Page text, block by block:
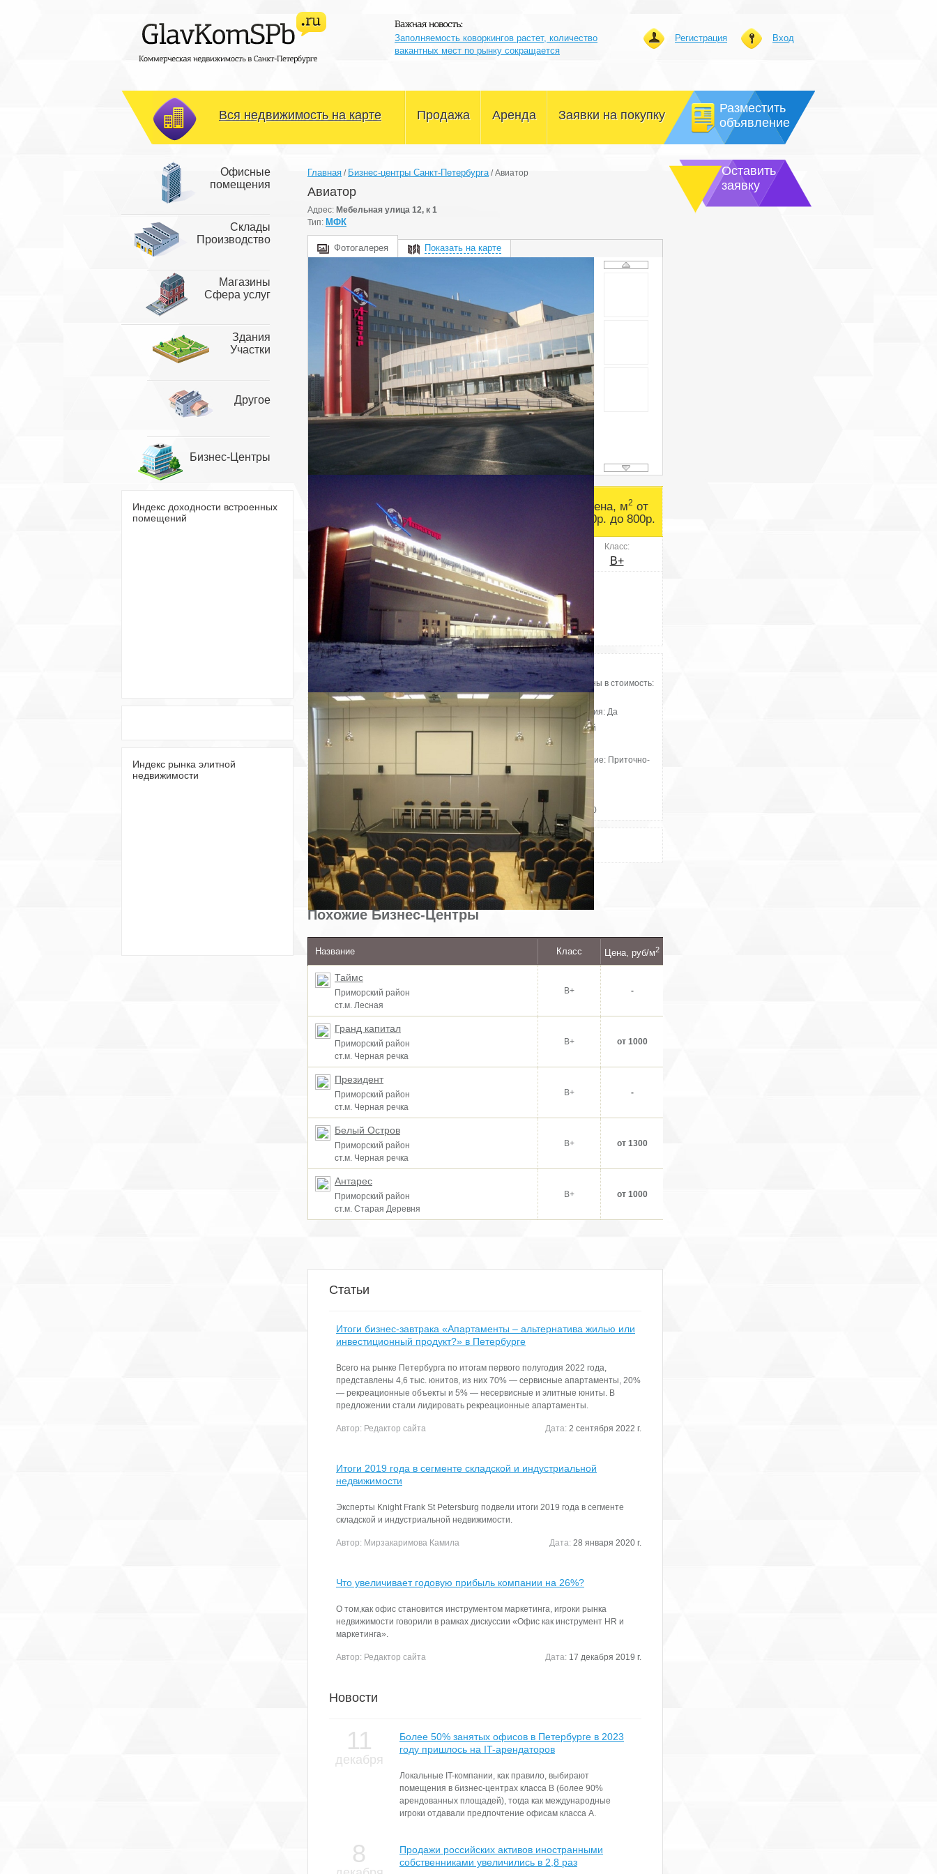
Заполняемость коворкингов растет, количество
вакантных мест по рынку сокращается
Вход
Регистрация
Вся недвижимость на карте Продажа
Магазины и сфера услуг
Здания и участки
Аренда
Здания и участки
Заявки на покупку
Разместить
объявление
Офисные
помещения
Склады
Производство
Магазины
Сфера услуг
Здания
Участки
Другое
Бизнес-Центры
Индекс доходности встроенных
помещений
Индекс рынка элитной
недвижимости
Главная / Бизнес-центры Санкт-Петербурга/Авиатор
Авиатор
Адрес: Мебельная улица 12, к 1
Тип: МФК
Фотогалерея Показать на карте
Приморский район
ст.м. Старая Деревня
Цена, м2 от
700р. до 800р.
+7 (812) 3633555
Класс:
B+
Веб-сайт:
http://aviator-mk.ru/
E-mail отдела аренды:
tsd_aviator@mail.ru
Расстояние до метро, км: 1
Как доехать до метро: Пешком
Время до метро, в минутах: 15
Статус постройки: Построен
Кол-во этажей: 7
Планировка: Комбинированная
НДС включен в стоимость: Да
Коммунальные платежи включены в стоимость:
Да
Наличие системы пожаротушения: Да
Отделка: Помещение с отделкой
Парковка: Открытая
Вентиляция и кондиционирование: Приточно-
вытяжная
Офисные помещения от, м
Офисные помещения до, м
: 560
Телекоммуникации:
телефон, выделенная линия Интернет
Снять квартиру рядом с офисом
Похожие Бизнес-Центры
Название Класс Цена, руб/м2
Таймс
Приморский район
ст.м. Лесная
B+ -
Гранд капитал
Приморский район
ст.м. Черная речка
B+ от 1000
Президент
Приморский район
ст.м. Черная речка
B+ -
Белый Остров
Приморский район
ст.м. Черная речка
B+ от 1300
Антарес
Приморский район
ст.м. Старая Деревня
B+ от 1000
Статьи
Итоги бизнес-завтрака «Апартаменты – альтернатива жилью или
инвестиционный продукт?» в Петербурге
Всего на рынке Петербурга по итогам первого полугодия 2022 года,
представлены 4,6 тыс. юнитов, из них 70% — сервисные апартаменты, 20%
— рекреационные объекты и 5% — несервисные и элитные юниты. В
предложении стали лидировать рекреационные апартаменты.
Автор: Редактор сайта Дата: 2 сентября 2022 г.
Итоги 2019 года в сегменте складской и индустриальной
недвижимости
Эксперты Knight Frank St Petersburg подвели итоги 2019 года в сегменте
складской и индустриальной недвижимости.
Автор: Мирзакаримова Камила Дата: 28 января 2020 г.
Что увеличивает годовую прибыль компании на 26%?
О том,как офис становится инструментом маркетинга, игроки рынка
недвижимости говорили в рамках дискуссии «Офис как инструмент HR и
маркетинга».
Автор: Редактор сайта Дата: 17 декабря 2019 г.
Новости
11
декабря
Более 50% занятых офисов в Петербурге в 2023
году пришлось на IT-арендаторов
Локальные IT-компании, как правило, выбирают
помещения в бизнес-центрах класса В (более 90%
арендованных площадей), тогда как международные
игроки отдавали предпочтение офисам класса А.
8
Продажи российских активов иностранными
собственниками увеличились в 2,8 раз
Оставить
заявку